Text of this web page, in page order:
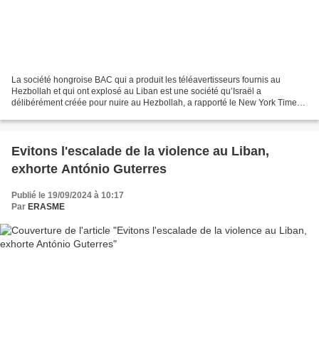
La société hongroise BAC qui a produit les téléavertisseurs fournis au
Hezbollah et qui ont explosé au Liban est une société qu’Israël a
délibérément créée pour nuire au Hezbollah, a rapporté le New York Times.
Evitons l'escalade de la violence au Liban,
exhorte António Guterres
Publié le 19/09/2024 à 10:17
Par ERASME